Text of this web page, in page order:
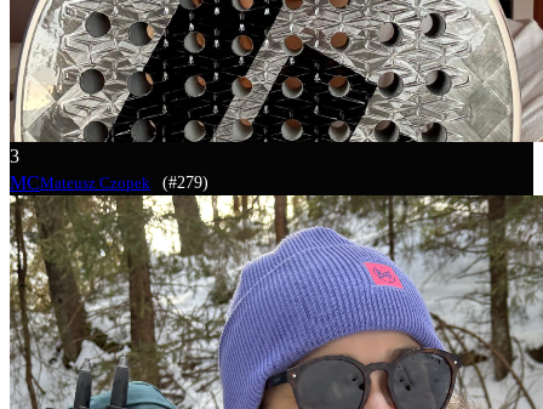
3
MCMateusz Czopek (#279)